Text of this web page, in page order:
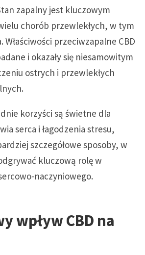
zapalny jest kluczowym
chorób przewlekłych, w tym
Właściwości przeciwzapalne CBD
i okazały się niesamowitym
ostrych i przewlekłych
korzyści są świetne dla
serca i łagodzenia stresu,
szczegółowe sposoby, w
kluczową rolę w
naczyniowego.
wpływ CBD na